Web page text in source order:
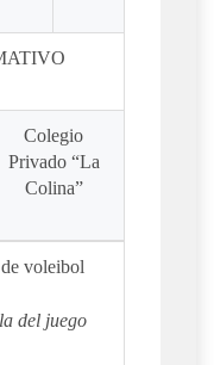
Colegio
Privado “La
Colina”
voleibol
del juego